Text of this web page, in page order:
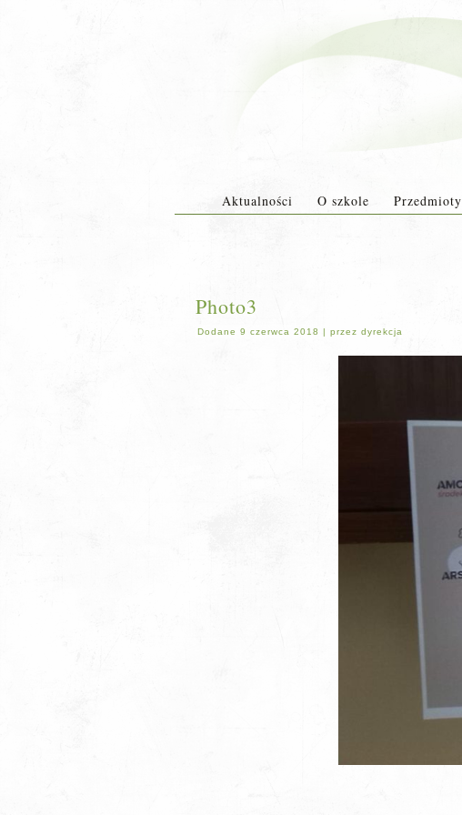
Aktualności O szkole Przedmioty
Photo3
Dodane 9 czerwca 2018 | przez dyrekcja